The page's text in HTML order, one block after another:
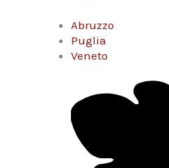
Abruzzo
Puglia
Veneto